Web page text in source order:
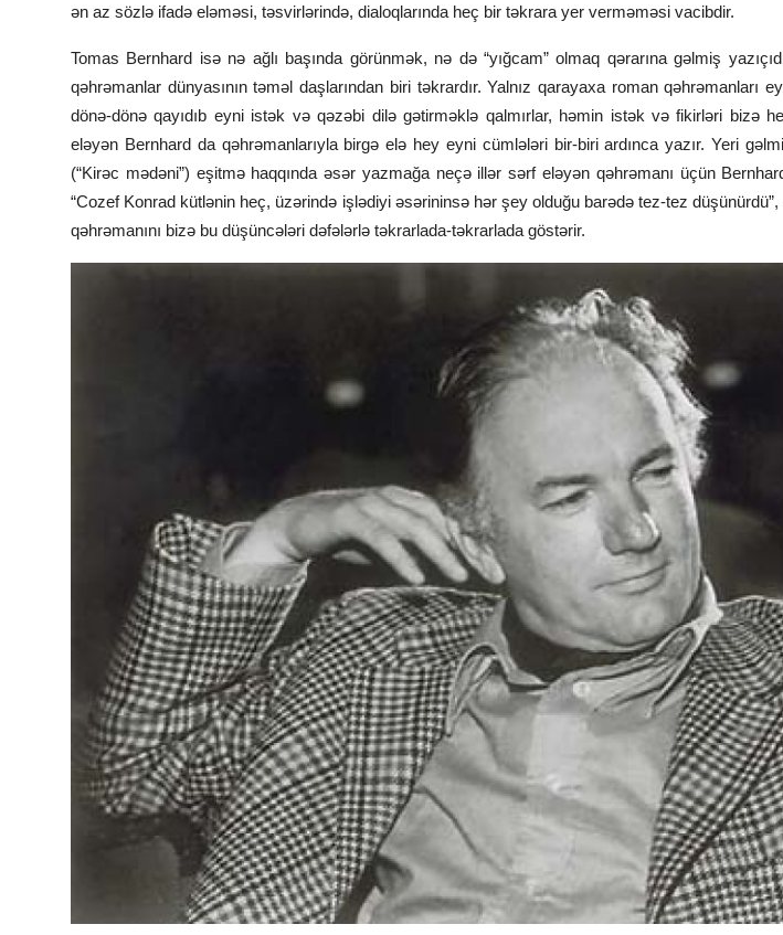
ən az sözlə ifadə eləməsi, təsvirlərində, dialoqlarında heç bir təkrara yer verməməsi vacibdir.
Tomas Bernhard isə nə ağlı başında görünmək, nə də “yığcam” olmaq qərarına gəlmiş
qəhrəmanlar dünyasının təməl daşlarından biri təkrardır. Yalnız qarayaxa roman qəhrəmanları
dönə-dönə qayıdıb eyni istək və qəzəbi dilə gətirməklə qalmırlar, həmin istək və fikirləri bizə
eləyən Bernhard da qəhrəmanlarıyla birgə elə hey eyni cümlələri bir-biri ardınca yazır. Yeri
(“Kirəc mədəni”) eşitmə haqqında əsər yazmağa neçə illər sərf eləyən qəhrəmanı üçün
“Cozef Konrad kütlənin heç, üzərində işlədiyi əsərininsə hər şey olduğu barədə tez-tez
qəhrəmanını bizə bu düşüncələri dəfələrlə təkrarlada-təkrarlada göstərir.